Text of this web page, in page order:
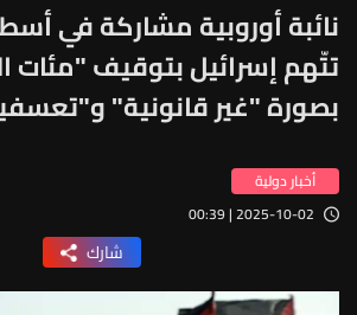
نائبة أوروبية مشاركة في
تتّهم إسرائيل بتوقيف
بصورة "غير قانونية"
أخبار دولية
2025-10-02 | 00:39
شارك